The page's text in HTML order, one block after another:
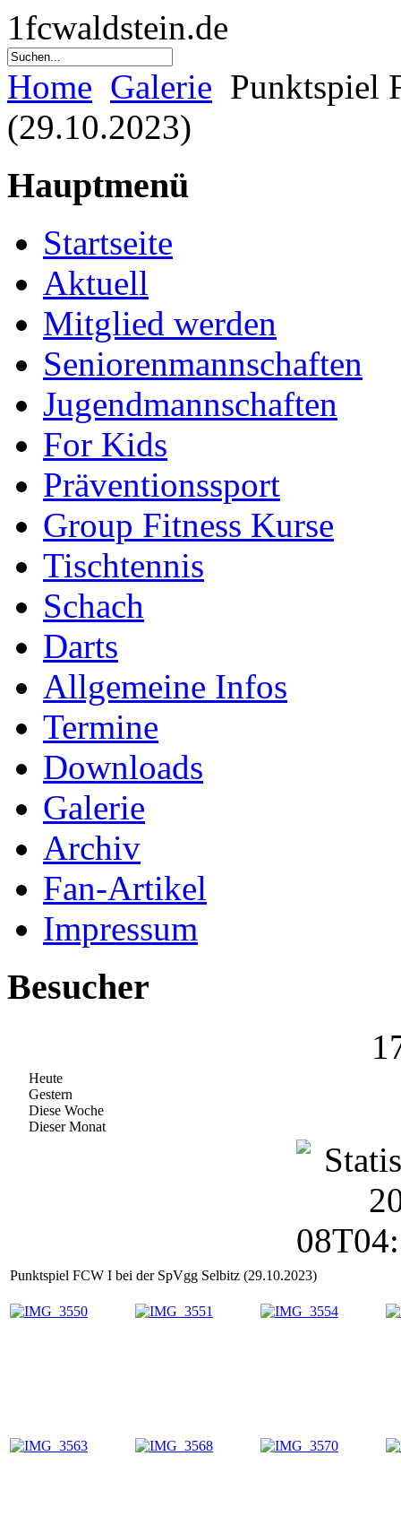
1fcwaldstein.de
Home Galerie Punktspiel
(29.10.2023)
Hauptmenü
Startseite
Aktuell
Mitglied werden
Seniorenmannschaften
Jugendmannschaften
For Kids
Präventionssport
Group Fitness Kurse
Tischtennis
Schach
Darts
Allgemeine Infos
Termine
Downloads
Galerie
Archiv
Fan-Artikel
Impressum
Besucher
Heute
Gestern
Diese Woche
Dieser Monat
Punktspiel FCW I bei der SpVgg Selbitz (29.10.2023)